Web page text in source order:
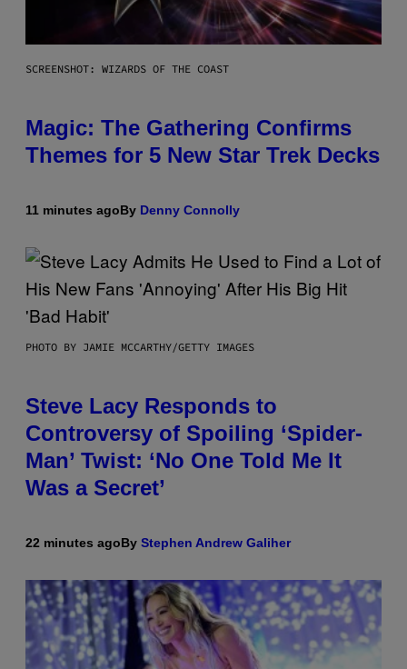
SCREENSHOT: WIZARDS OF THE COAST
Magic: The Gathering Confirms
Themes for 5 New Star Trek Decks
11 minutes agoBy Denny Connolly
PHOTO BY JAMIE MCCARTHY/GETTY IMAGES
Steve Lacy Responds to
Controversy of Spoiling ‘Spider-
Man’ Twist: ‘No One Told Me It
Was a Secret’
22 minutes agoBy Stephen Andrew Galiher